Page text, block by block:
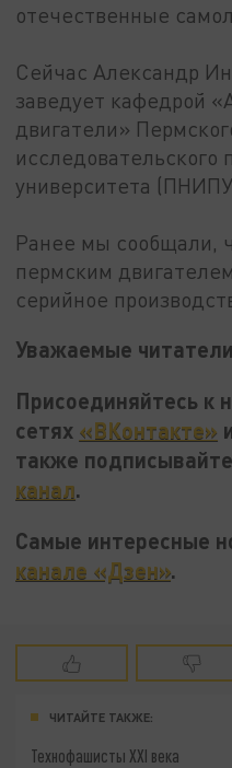
отечественные
Сейчас Александр
заведует кафедрой
двигатели»
исследовательского
университета
Ранее мы сообщали,
пермским
серийное
Уважаемые
Присоединяйтесь к
сетях «ВКонтакте»
также
канал.
Самые интересные
канале «Дзен».
ЧИТАЙТЕ ТАКЖЕ:
Технофашисты XXI века